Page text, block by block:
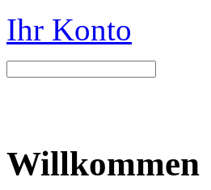
Ihr Konto
Willkommen